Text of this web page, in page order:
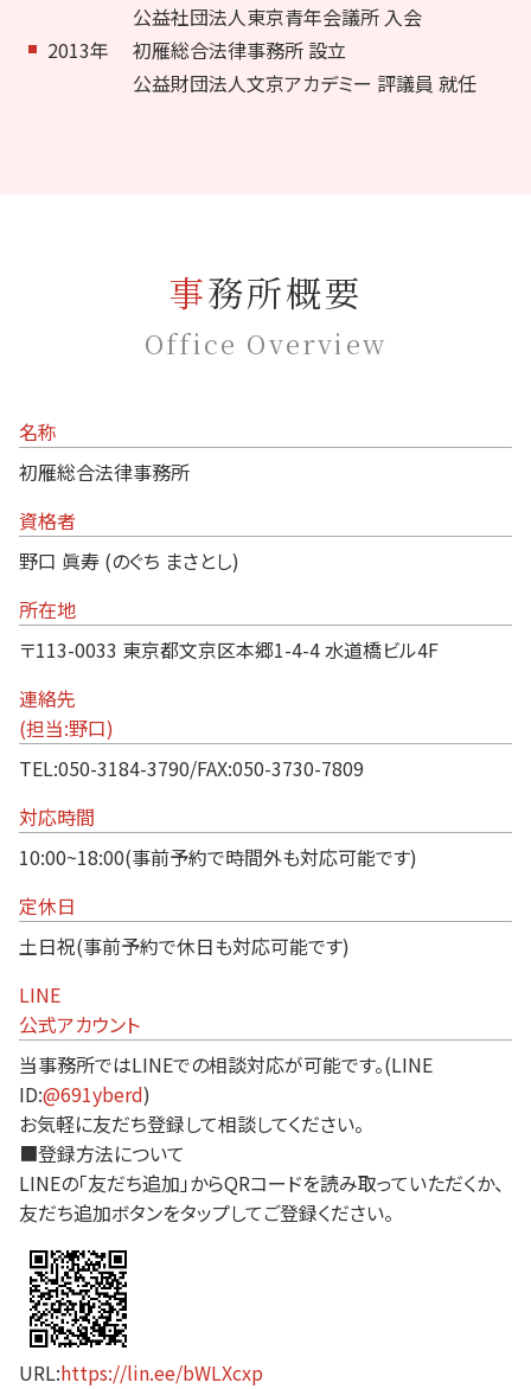
公益社団法人東京青年会議所 入会
2013年
初雁総合法律事務所 設立
公益財団法人文京アカデミー 評議員 就任
事務所概要
Office Overview
名称
初雁総合法律事務所
資格者
野口 眞寿 (のぐち まさとし)
所在地
〒113-0033 東京都文京区本郷1-4-4 水道橋ビル4F
連絡先
(担当:野口)
TEL:050-3184-3790/FAX:050-3730-7809
対応時間
10:00~18:00(事前予約で時間外も対応可能です)
定休日
土日祝(事前予約で休日も対応可能です)
LINE
公式アカウント
当事務所ではLINEでの相談対応が可能です。(LINE
ID:@691yberd)
お気軽に友だち登録して相談してください。
■登録方法について
LINEの「友だち追加」からQRコードを読み取っていただくか、
友だち追加ボタンをタップしてご登録ください。
URL:https://lin.ee/bWLXcxp